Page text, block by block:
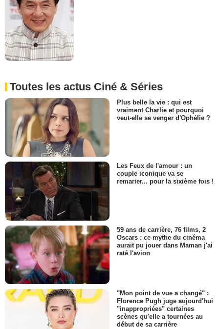
Toutes les actus Ciné & Séries
Plus belle la vie : qui est
vraiment Charlie et pourquoi
veut-elle se venger d'Ophélie ?
Les Feux de l'amour : un
couple iconique va se
remarier... pour la sixième fois !
59 ans de carrière, 76 films, 2
Oscars : ce mythe du cinéma
aurait pu jouer dans Maman j'ai
raté l'avion
"Mon point de vue a changé" :
Florence Pugh juge aujourd'hui
"inappropriées" certaines
scènes qu'elle a tournées au
début de sa carrière